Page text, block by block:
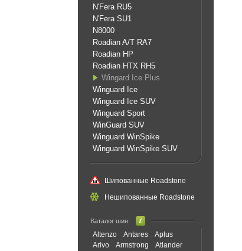
N'Fera RU5
N'Fera SU1
N8000
Roadian A/T RA7
Roadian HP
Roadian HTX RH5
Wingard Ice Plus
Winguard Ice
Winguard Ice SUV
Winguard Sport
WinGuard SUV
Winguard WinSpike
Winguard WinSpike SUV
Шипованные Roadstone
Нешипованные Roadstone
Каталог шин:
Altenzo Antares
Aplus
Arivo
Armstrong
Atlander